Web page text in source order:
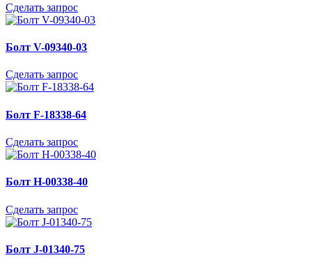
Сделать запрос
Болт V-09340-03
Сделать запрос
Болт F-18338-64
Сделать запрос
Болт H-00338-40
Сделать запрос
Болт J-01340-75